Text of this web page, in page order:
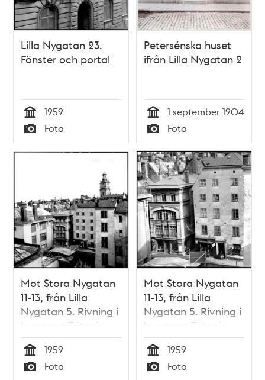
Lilla Nygatan 23.
Fönster och portal
Tid
1959
Typ
Foto
Petersénska huset
ifrån Lilla Nygatan 2
Tid
1 september 1904
Typ
Foto
Mot Stora Nygatan
11-13, från Lilla
Nygatan 5. Rivning i
kvarteret Tritonia
Tid
1959
Foto
Mot Stora Nygatan
11-13, från Lilla
Nygatan 5. Rivning i
kvarteret Tritonia
Tid
1959
Foto